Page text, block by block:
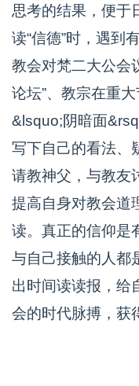
思考的结果，便于
读“信德”时，遇到
教会对梵二大公会
论坛”、教宗在重
&lsquo;阴暗面
写下自己的看法、
请教神父，与教友
提高自身对教会道
读。真正的信仰是
与自己接触的人都
出时间读读报，给
会的时代脉搏，获